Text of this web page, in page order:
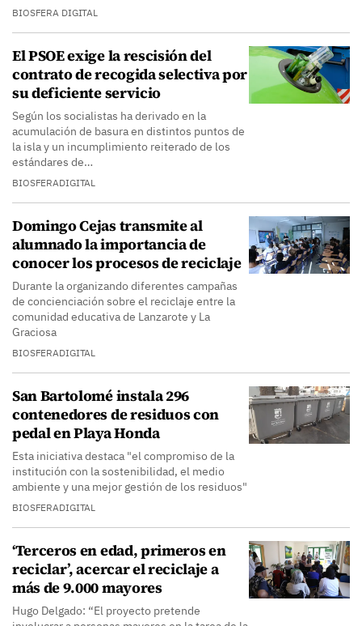
BIOSFERA DIGITAL
El PSOE exige la rescisión del
contrato de recogida selectiva por
su deficiente servicio
Según los socialistas ha derivado en la
acumulación de basura en distintos puntos de
la isla y un incumplimiento reiterado de los
estándares de…
BIOSFERADIGITAL
Domingo Cejas transmite al
alumnado la importancia de
conocer los procesos de reciclaje
Durante la organizando diferentes campañas
de concienciación sobre el reciclaje entre la
comunidad educativa de Lanzarote y La
Graciosa
BIOSFERADIGITAL
San Bartolomé instala 296
contenedores de residuos con
pedal en Playa Honda
Esta iniciativa destaca "el compromiso de la
institución con la sostenibilidad, el medio
ambiente y una mejor gestión de los residuos"
BIOSFERADIGITAL
‘Terceros en edad, primeros en
reciclar’, acercar el reciclaje a
más de 9.000 mayores
Hugo Delgado: “El proyecto pretende